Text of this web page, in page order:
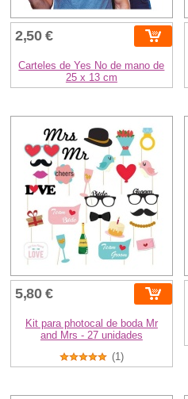
2,50 €
Carteles de Yes No de mano de
25 x 13 cm
5,80 €
Kit para photocal de boda Mr
and Mrs - 27 unidades
(1)